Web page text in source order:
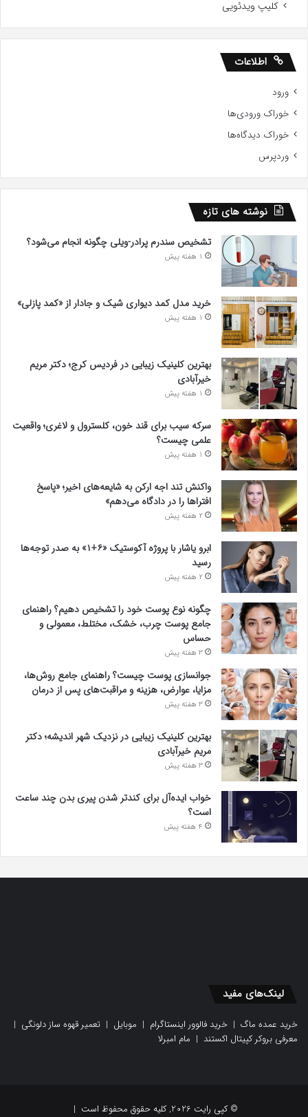
کلیپ ویدئویی
اطلاعات
ورود
خوراک ورودی‌ها
خوراک دیدگاه‌ها
وردپرس
نوشته های تازه
تشخیص سندرم پرادر-ویلی چگونه انجام می‌شود؟
1 هفته پیش
خرید مدل کمد دیواری شیک و جادار از «کمد پازلی»
1 هفته پیش
بهترین کلینیک زیبایی در فردیس کرج؛ دکتر مریم
خیرآبادی
1 هفته پیش
سرکه سیب برای قند خون، کلسترول و لاغری؛ واقعیت
علمی چیست؟
1 هفته پیش
واکنش تند اجه ارکن به شایعه‌های اخیر؛ «پاسخ
افتراها را در دادگاه می‌دهم»
2 هفته پیش
ابرو یاشار با پروژه آکوستیک «۶+۱» به صدر توجه‌ها
رسید
2 هفته پیش
چگونه نوع پوست خود را تشخیص دهیم؟ راهنمای
جامع پوست چرب، خشک، مختلط، معمولی و
حساس
3 هفته پیش
جوانسازی پوست چیست؟ راهنمای جامع روش‌ها،
مزایا، عوارض، هزینه و مراقبت‌های پس از درمان
3 هفته پیش
بهترین کلینیک زیبایی در نزدیک شهر اندیشه؛ دکتر
مریم خیرآبادی
3 هفته پیش
خواب ایده‌آل برای کندتر شدن پیری بدن چند ساعت
است؟
4 هفته پیش
لینک‌های مفید
خرید عمده ماگ | خرید فالوور اینستاگرام | موبایل | تعمیر قهوه ساز دلونگی |
معرفی بروکر کپیتال اکستند | مام امبرلا
© کپی رایت 2026, کلیه حقوق محفوظ است |